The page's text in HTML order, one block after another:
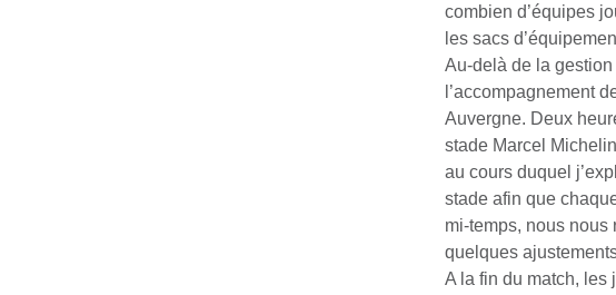
combien d’équipes
les sacs
Au-delà de la
l’accompagnement
Auvergne. Deux
stade Marcel
au cours duquel
stade afin que
mi-temps, nous
quelques
A la fin du match, les